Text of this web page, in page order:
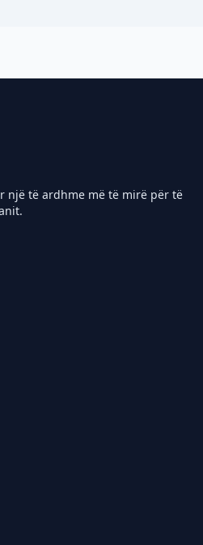
një të ardhme më të mirë për të